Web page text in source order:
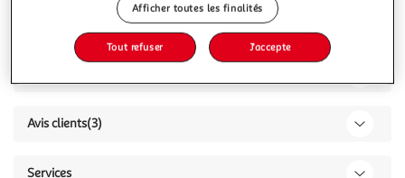
Avis clients(3)
Services
Afficher toutes les finalités
Tout refuser J'accepte